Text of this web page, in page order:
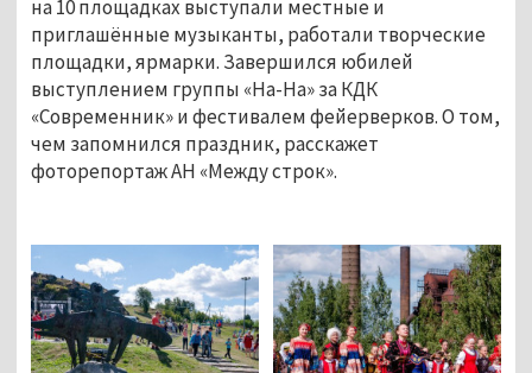
на 10 площадках выступали местные и
приглашённые музыканты, работали творческие
площадки, ярмарки. Завершился юбилей
выступлением группы «На-На» за КДК
«Современник» и фестивалем фейерверков. О том,
чем запомнился праздник, расскажет
фоторепортаж АН «Между строк».